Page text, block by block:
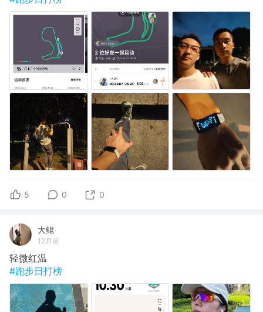
5 0 0
大鲲
12月前
轻微红温
#跑步日打榜